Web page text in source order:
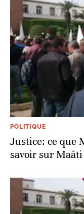
POLITIQUE
Justice: ce que
savoir sur